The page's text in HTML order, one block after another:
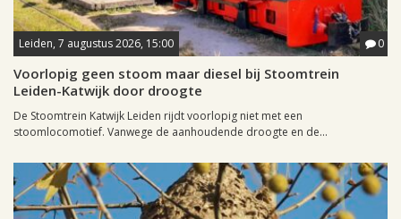
Leiden, 7 augustus 2026, 15:00 0
Voorlopig geen stoom maar diesel bij Stoomtrein
Leiden-Katwijk door droogte
De Stoomtrein Katwijk Leiden rijdt voorlopig niet met een
stoomlocomotief. Vanwege de aanhoudende droogte en de...